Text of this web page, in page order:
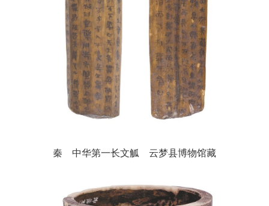
秦 中华第一长文觚 云梦县博物馆藏